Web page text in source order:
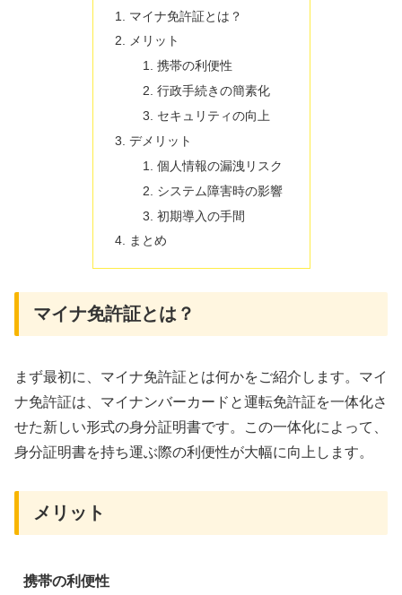
マイナ免許証とは？
メリット
携帯の利便性
行政手続きの簡素化
セキュリティの向上
デメリット
個人情報の漏洩リスク
システム障害時の影響
初期導入の手間
まとめ
マイナ免許証とは？
まず最初に、マイナ免許証とは何かをご紹介します。マイ
ナ免許証は、マイナンバーカードと運転免許証を一体化さ
せた新しい形式の身分証明書です。この一体化によって、
身分証明書を持ち運ぶ際の利便性が大幅に向上します。
メリット
携帯の利便性